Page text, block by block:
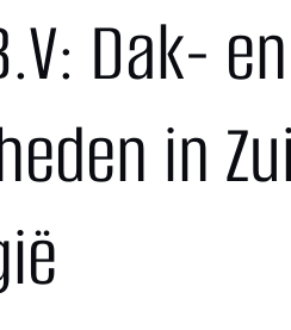
Dak- en
in